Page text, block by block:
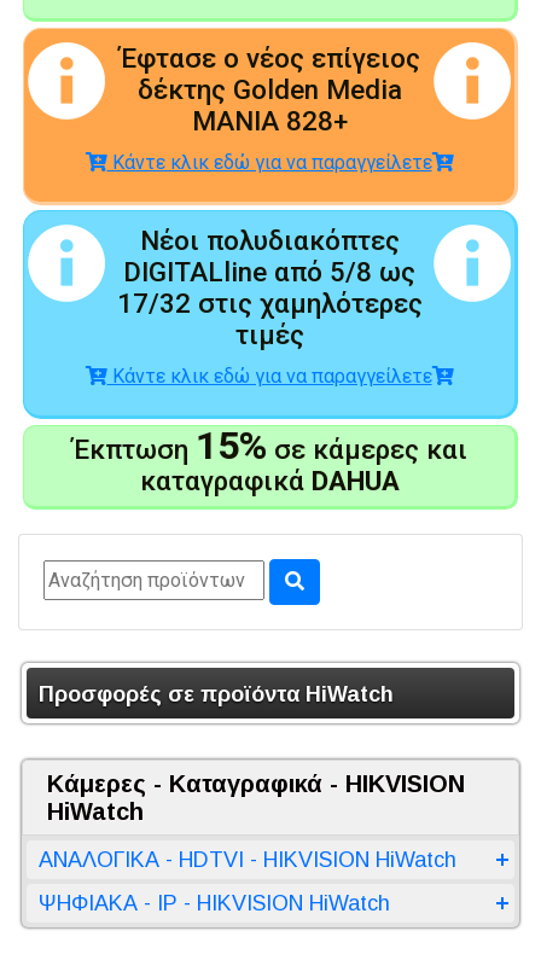
Έφτασε ο νέος επίγειος
δέκτης Golden Media
MANIA 828+
Κάντε κλικ εδώ για να παραγγείλετε
Νέοι πολυδιακόπτες
DIGITALline από 5/8 ως
17/32 στις χαμηλότερες
τιμές
Κάντε κλικ εδώ για να παραγγείλετε
Έκπτωση 15% σε κάμερες και
καταγραφικά DAHUA
Προσφορές σε προϊόντα HiWatch
Κάμερες - Καταγραφικά - HIKVISION
HiWatch
ΑΝΑΛΟΓΙΚΑ - HDTVI - HIKVISION HiWatch
ΨΗΦΙΑΚΑ - IP - HIKVISION HiWatch